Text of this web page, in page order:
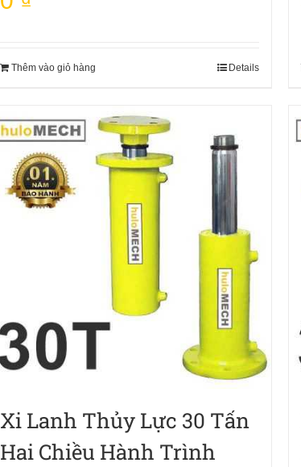
Thêm vào giỏ hàng Details
Xi Lanh Thủy Lực 30 Tấn
Hai Chiều Hành Trình